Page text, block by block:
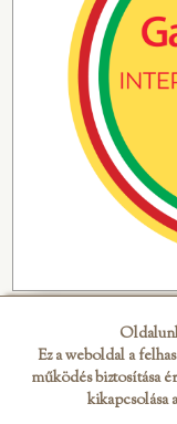
Ez a weboldal a
működés biztosítása
kikapcsolása